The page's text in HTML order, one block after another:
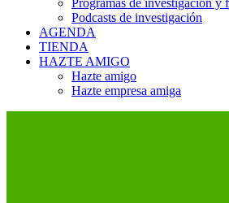
Programas de investigación y
Podcasts de investigación
AGENDA
TIENDA
HAZTE AMIGO
Hazte amigo
Hazte empresa amiga